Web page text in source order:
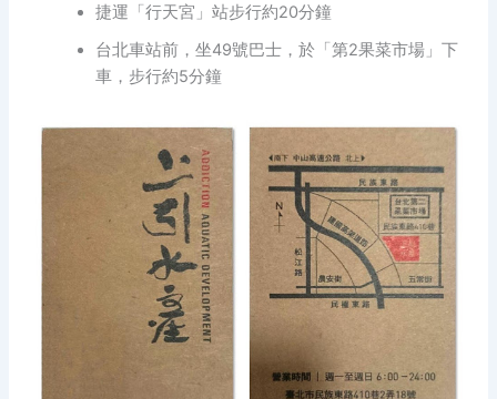
捷運「行天宮」站步行約20分鐘
台北車站前，坐49號巴士，於「第2果菜市場」下
車，步行約5分鐘